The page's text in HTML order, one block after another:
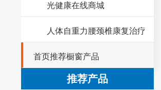
光健康在线商城
人体自重力腰颈椎康复治疗
首页推荐橱窗产品
推荐产品